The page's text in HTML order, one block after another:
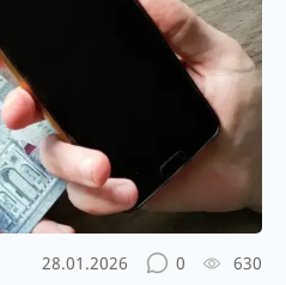
28.01.2026 0 630